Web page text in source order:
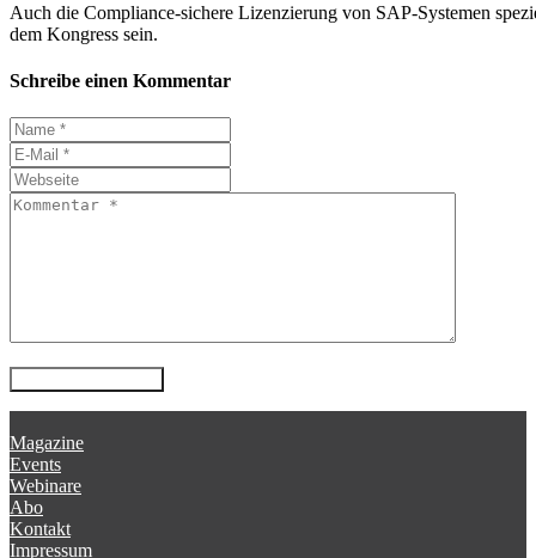
Auch die Compliance-sichere Lizenzierung von SAP-Systemen
dem Kongress sein.
Schreibe einen Kommentar
Magazine
Events
Webinare
Abo
Kontakt
Impressum